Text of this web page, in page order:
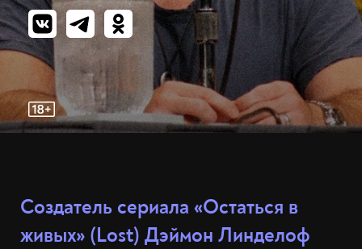
Создатель сериала «Остаться в
живых» (Lost) Дэймон Линделоф